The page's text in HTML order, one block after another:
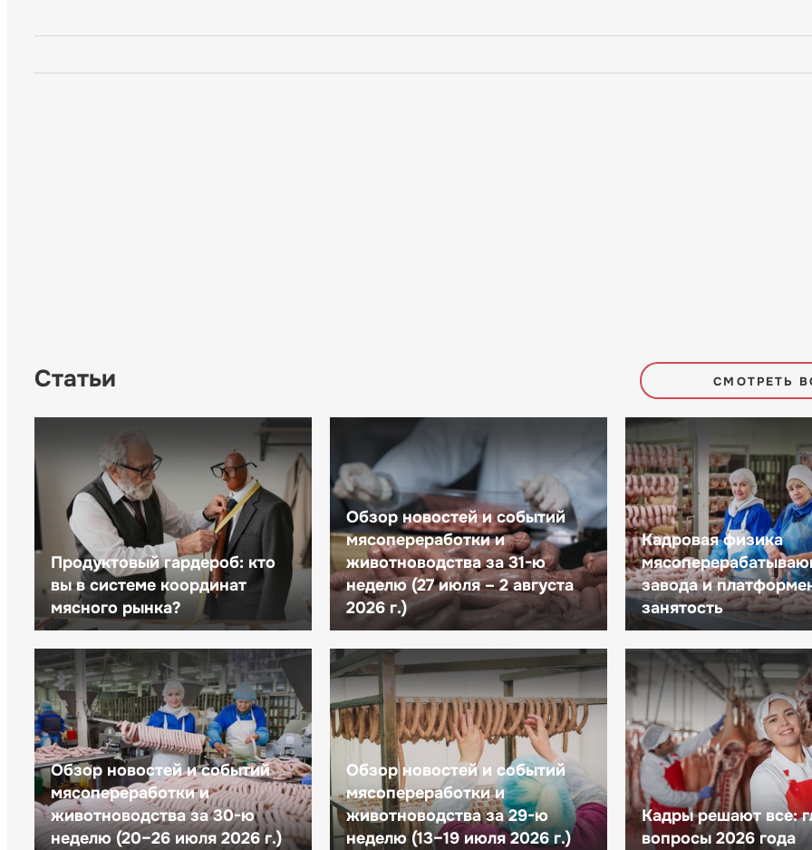
Статьи СМОТРЕТЬ
Продуктовый гардероб: кто
вы в системе координат
мясного рынка?
Обзор новостей и событий
мясопереработки и
животноводства за 31-ю
неделю (27 июля – 2 августа
2026 г.)
Кадровая физика
завода и
занятость
Обзор новостей и событий
мясопереработки и
животноводства за 30-ю
неделю (20–26 июля 2026 г.)
Обзор новостей и событий
мясопереработки и
животноводства за 29-ю
неделю (13–19 июля 2026 г.)
Кадры решают все:
вопросы 2026 года